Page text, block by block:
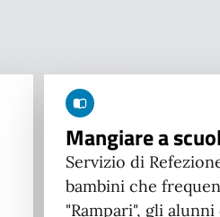
Mangiare a
Servizio di
bambini che
"Rampari", gli